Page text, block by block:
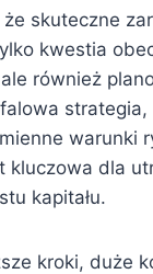
skuteczne
kwestia
również
strategia,
warunki
kluczowa dla
kapitału.
kroki, duże